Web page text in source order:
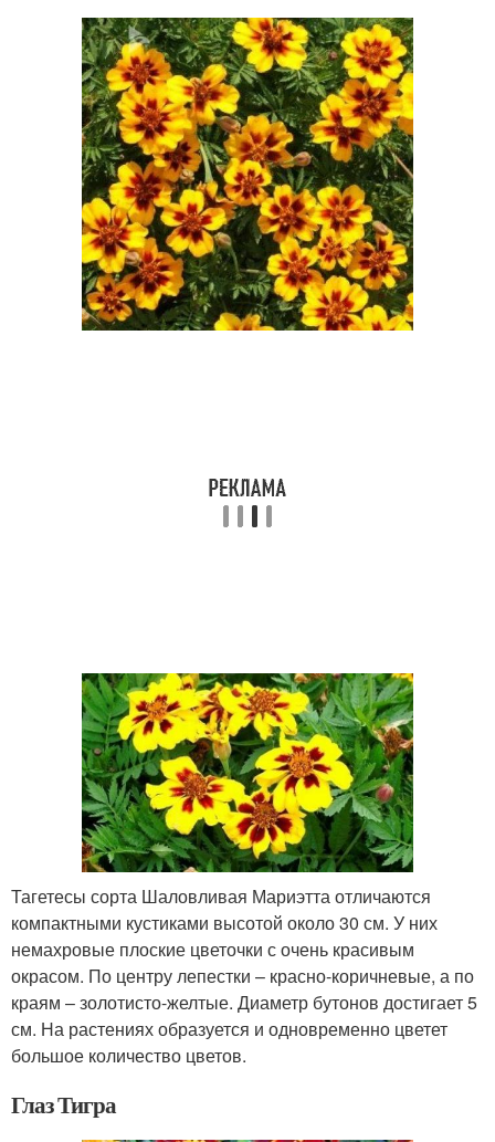
Тагетесы сорта Шаловливая Мариэтта отличаются
компактными кустиками высотой около 30 см. У них
немахровые плоские цветочки с очень красивым
окрасом. По центру лепестки – красно-коричневые, а по
краям – золотисто-желтые. Диаметр бутонов достигает 5
см. На растениях образуется и одновременно цветет
большое количество цветов.
Глаз Тигра